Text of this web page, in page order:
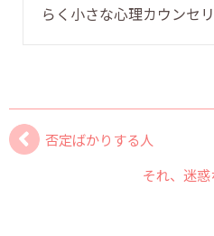
らく小さな心理カウンセ
否定ばかりする人
それ、迷